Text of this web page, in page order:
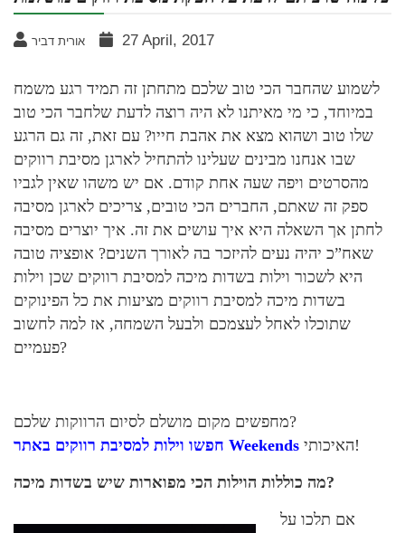
אורית דביר 27 April, 2017
לשמוע שהחבר הכי טוב שלכם מתחתן זה תמיד רגע משמח
במיוחד, כי מי מאיתנו לא היה רוצה לדעת שלחבר הכי טוב
שלו טוב ושהוא מצא את אהבת חייו? עם זאת, זה גם הרגע
שבו אנחנו מבינים שעלינו להתחיל לארגן מסיבת רווקים
מהסרטים ויפה שעה אחת קודם. אם יש משהו שאין לגביו
ספק זה שאתם, החברים הכי טובים, צריכים לארגן מסיבה
לחתן אך השאלה היא איך עושים את זה. איך יוצרים מסיבה
שאח”כ יהיה נעים להיזכר בה לאורך השנים? אופציה טובה
היא לשכור וילות בשדות מיכה למסיבת רווקים שכן וילות
בשדות מיכה למסיבת רווקים מציעות את כל הפינוקים
שתוכלו לאחל לעצמכם ולבעל השמחה, אז למה לחשוב
פעמיים?
מחפשים מקום מושלם לסיום הרווקות שלכם?
Weekends האיכותי!
מה כוללות הוילות הכי מפוארות שיש בשדות מיכה?
אם תלכו על